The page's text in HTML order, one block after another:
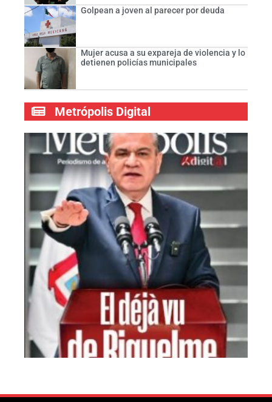
Golpean a joven al parecer por deuda
Mujer acusa a su expareja de violencia y lo
detienen policías municipales
Metrópolis Digital